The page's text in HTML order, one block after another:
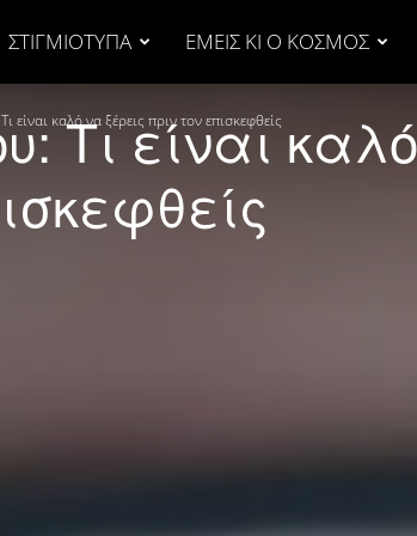
ΣΤΙΓΜΙΟΤΥΠΑ ΕΜΕΙΣ ΚΙ Ο ΚΟΣΜΟΣ
καλό να ξέρεις πριν τον επισκεφθείς
Τι είναι